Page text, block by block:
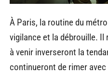
À Paris, la routine du
vigilance et la débrouille. Il
à venir inverseront la
continueront de rimer